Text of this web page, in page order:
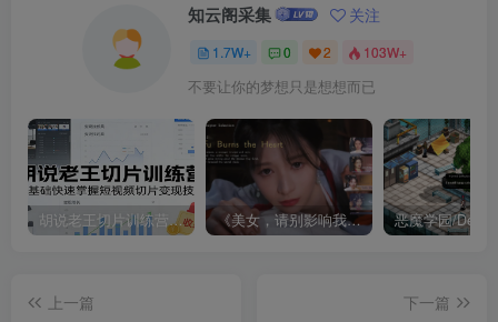
知云阁采集 关注
1.7W+ 0 2 103W+
不要让你的梦想只是想想而已
胡说老王切片训练营，零基础快速掌握短视频切片变现技巧 《美女，请别影响我成仙全球版》中文版
上一篇
下一篇